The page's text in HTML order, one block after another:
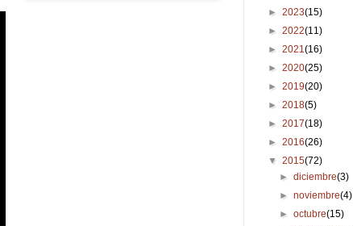
► 2023(15)
► 2022(11)
► 2021(16)
► 2020(25)
► 2019(20)
► 2018(5)
► 2017(18)
► 2016(26)
▼ 2015(72)
►diciembre(3)
►noviembre(4)
►octubre(15)